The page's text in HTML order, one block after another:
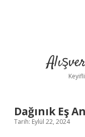
Dağınık Eş
Tarih: Eylül 22, 2024